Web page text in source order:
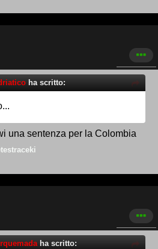
ha scritto:
una sentenza per la Colombia
ha scritto: